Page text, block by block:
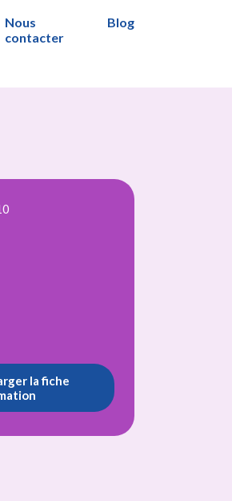
Nous
contacter
Blog
la fiche